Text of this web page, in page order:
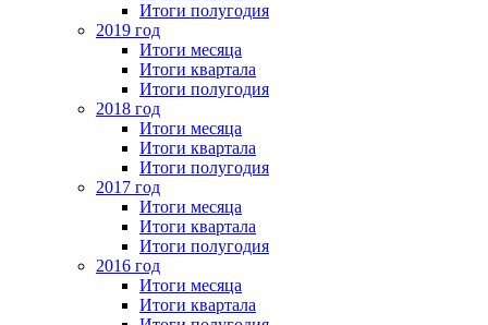
Итоги полугодия
2019 год
Итоги месяца
Итоги квартала
Итоги полугодия
2018 год
Итоги месяца
Итоги квартала
Итоги полугодия
2017 год
Итоги месяца
Итоги квартала
Итоги полугодия
2016 год
Итоги месяца
Итоги квартала